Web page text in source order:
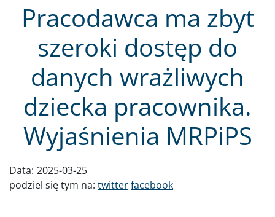
Pracodawca ma zbyt
szeroki dostęp do
danych wrażliwych
dziecka pracownika.
Wyjaśnienia MRPiPS
Data: 2025-03-25
podziel się tym na: twitterfacebook